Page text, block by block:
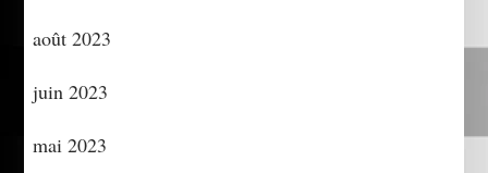
août 2023
juin 2023
mai 2023